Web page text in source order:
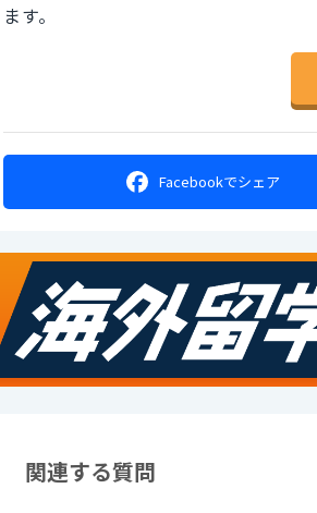
ます。
Facebookでシェア
関連する質問